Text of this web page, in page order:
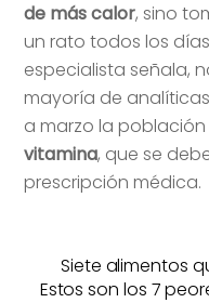
de más calor, sino
un rato todos los
especialista señala,
mayoría de
a marzo la población
vitamina, que se
prescripción médica.
Siete alimentos
Estos son los 7